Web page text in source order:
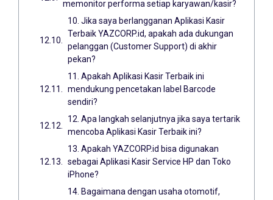
memonitor performa setiap karyawan/kasir?
10. Jika saya berlangganan Aplikasi Kasir
Terbaik YAZCORP.id, apakah ada dukungan
pelanggan (Customer Support) di akhir
pekan?
11. Apakah Aplikasi Kasir Terbaik ini
mendukung pencetakan label Barcode
sendiri?
12. Apa langkah selanjutnya jika saya tertarik
mencoba Aplikasi Kasir Terbaik ini?
13. Apakah YAZCORP.id bisa digunakan
sebagai Aplikasi Kasir Service HP dan Toko
iPhone?
14. Bagaimana dengan usaha otomotif,